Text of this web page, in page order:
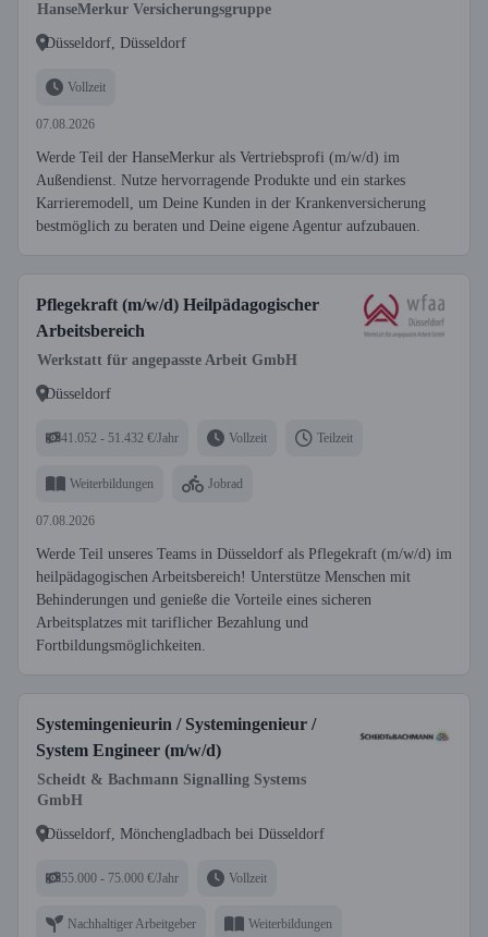
HanseMerkur Versicherungsgruppe
Düsseldorf, Düsseldorf
Vollzeit
07.08.2026
Werde Teil der HanseMerkur als Vertriebsprofi (m/w/d) im
Außendienst. Nutze hervorragende Produkte und ein starkes
Karrieremodell, um Deine Kunden in der Krankenversicherung
bestmöglich zu beraten und Deine eigene Agentur aufzubauen.
Pflegekraft (m/w/d) Heilpädagogischer
Arbeitsbereich
Werkstatt für angepasste Arbeit GmbH
Düsseldorf
41.052 - 51.432 €/Jahr Vollzeit Teilzeit
Weiterbildungen Jobrad
07.08.2026
Werde Teil unseres Teams in Düsseldorf als Pflegekraft (m/w/d) im
heilpädagogischen Arbeitsbereich! Unterstütze Menschen mit
Behinderungen und genieße die Vorteile eines sicheren
Arbeitsplatzes mit tariflicher Bezahlung und
Fortbildungsmöglichkeiten.
Systemingenieurin / Systemingenieur /
System Engineer (m/w/d)
Scheidt & Bachmann Signalling Systems
GmbH
Düsseldorf, Mönchengladbach bei Düsseldorf
55.000 - 75.000 €/Jahr Vollzeit
Nachhaltiger Arbeitgeber Weiterbildungen